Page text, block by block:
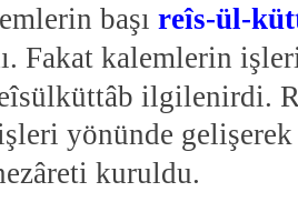
başı reîs-ül-
Fakat kalemlerin
ilgilenirdi.
işleri yönünde
kuruldu.